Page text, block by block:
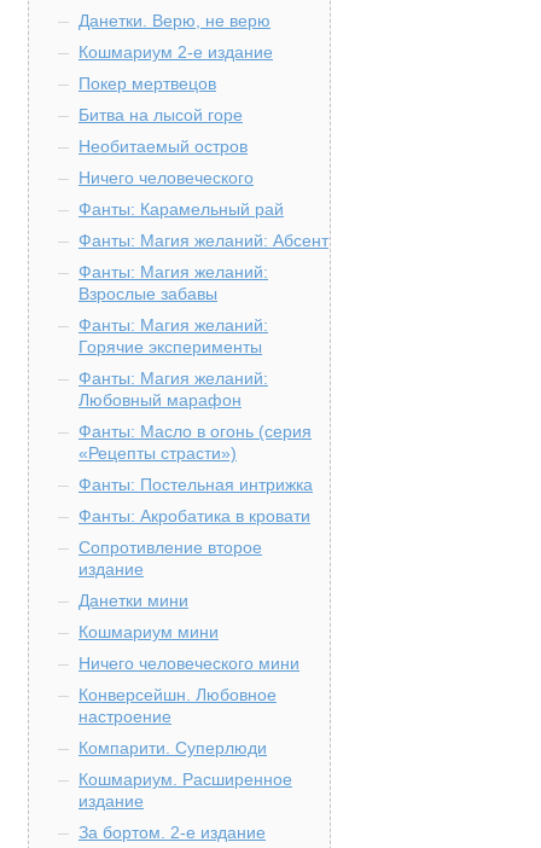
Данетки. Верю, не верю
Кошмариум 2-е издание
Покер мертвецов
Битва на лысой горе
Необитаемый остров
Ничего человеческого
Фанты: Карамельный рай
Фанты: Магия желаний: Абсент
Фанты: Магия желаний:
Взрослые забавы
Фанты: Магия желаний:
Горячие эксперименты
Фанты: Магия желаний:
Любовный марафон
Фанты: Масло в огонь (серия
«Рецепты страсти»)
Фанты: Постельная интрижка
Фанты: Акробатика в кровати
Сопротивление второе
издание
Данетки мини
Кошмариум мини
Ничего человеческого мини
Конверсейшн. Любовное
настроение
Компарити. Суперлюди
Кошмариум. Расширенное
издание
За бортом. 2-е издание